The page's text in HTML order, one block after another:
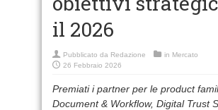
il 2026
Pubblicato da Redazione in Mercato
26 Febbraio 2026
Premiati i partner per le product
Document & Workflow, Digital Trust